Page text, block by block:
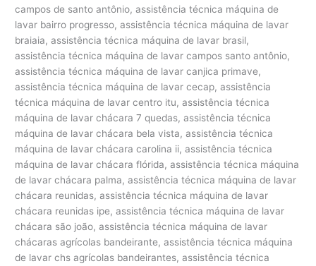
campos de santo antônio, assistência técnica máquina de
lavar bairro progresso, assistência técnica máquina de lavar
braiaia, assistência técnica máquina de lavar brasil,
assistência técnica máquina de lavar campos santo antônio,
assistência técnica máquina de lavar canjica primave,
assistência técnica máquina de lavar cecap, assistência
técnica máquina de lavar centro itu, assistência técnica
máquina de lavar chácara 7 quedas, assistência técnica
máquina de lavar chácara bela vista, assistência técnica
máquina de lavar chácara carolina ii, assistência técnica
máquina de lavar chácara flórida, assistência técnica máquina
de lavar chácara palma, assistência técnica máquina de lavar
chácara reunidas, assistência técnica máquina de lavar
chácara reunidas ipe, assistência técnica máquina de lavar
chácara são joão, assistência técnica máquina de lavar
chácaras agrícolas bandeirante, assistência técnica máquina
de lavar chs agrícolas bandeirantes, assistência técnica